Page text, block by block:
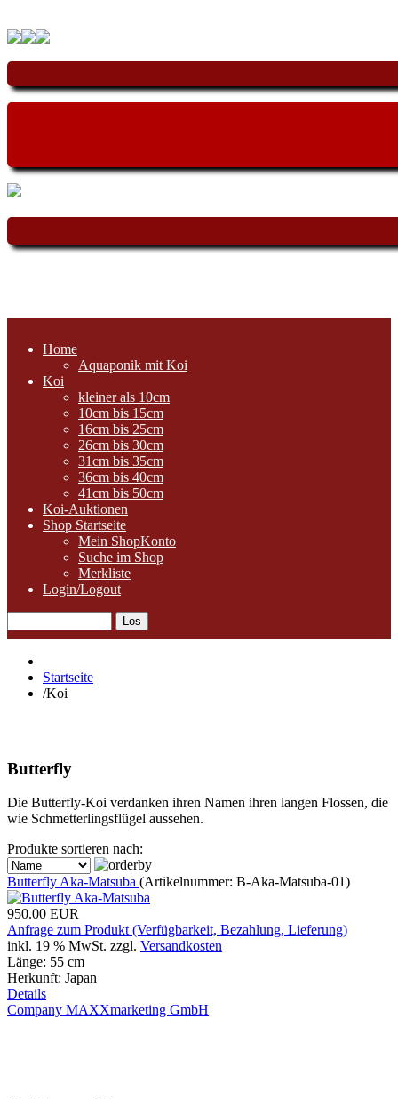
Home
Aquaponik mit Koi
Koi
kleiner als 10cm
10cm bis 15cm
16cm bis 25cm
26cm bis 30cm
31cm bis 35cm
36cm bis 40cm
41cm bis 50cm
Koi-Auktionen
Shop Startseite
Mein ShopKonto
Suche im Shop
Merkliste
Login/Logout
Startseite
/Koi
Butterfly
Die Butterfly-Koi verdanken ihren Namen ihren langen Flossen, die
wie Schmetterlingsflügel aussehen.
Produkte sortieren nach:
Butterfly Aka-Matsuba (Artikelnummer: B-Aka-Matsuba-01)
950.00 EUR
Anfrage zum Produkt (Verfügbarkeit, Bezahlung, Lieferung)
inkl. 19 % MwSt. zzgl. Versandkosten
Länge: 55 cm
Herkunft: Japan
Details
Company MAXXmarketing GmbH